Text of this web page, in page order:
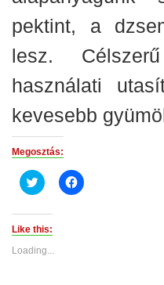
pektint, a
lesz.
használati
kevesebb
Megosztás:
Click
to
(Opens
new
Click
to
Like this:
Loading...